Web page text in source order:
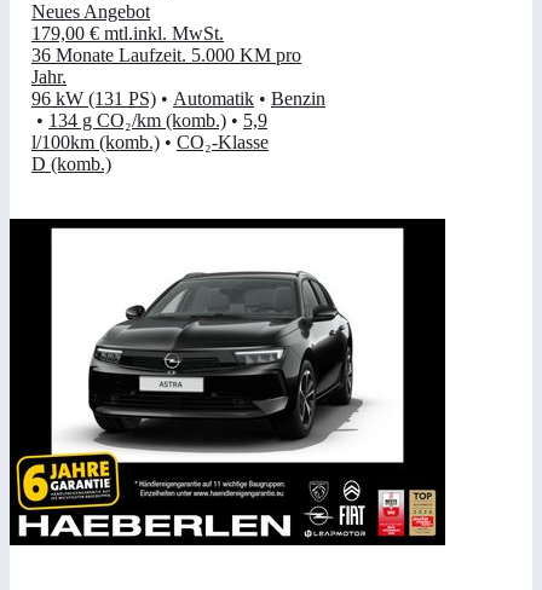
Neues Angebot
179,00 € mtl.inkl. MwSt.
36 Monate Laufzeit. 5.000 KM pro
Jahr.
96 kW (131 PS) • Automatik • Benzin
• 134 g CO₂/km (komb.) • 5,9
l/100km (komb.) • CO₂-Klasse
D (komb.)